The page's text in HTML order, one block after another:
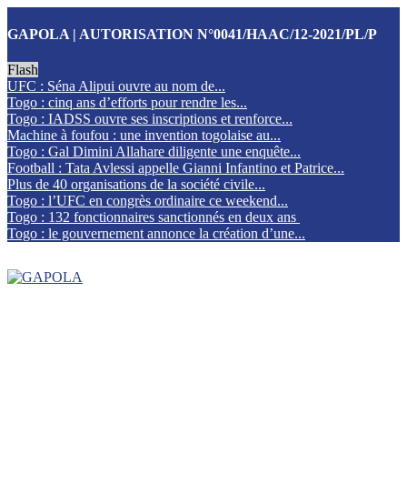
GAPOLA | AUTORISATION N°0041/HAAC/12-2021/PL/P
Flash
UFC : Séna Alipui ouvre au nom de...
Togo : cinq ans d’efforts pour rendre les...
Togo : IADSS ouvre ses inscriptions et renforce...
Machine à foufou : une invention togolaise au...
Togo : Gal Dimini Allahare diligente une enquête...
Football : Tata Avlessi appelle Gianni Infantino et Patrice...
Plus de 40 organisations de la société civile...
Togo : l’UFC en congrès ordinaire ce weekend...
Togo : 132 fonctionnaires sanctionnés en deux ans
Togo : le gouvernement annonce la création d’une...